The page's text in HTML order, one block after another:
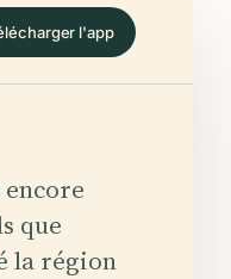
l'app
que
la région